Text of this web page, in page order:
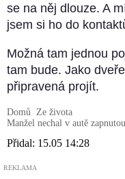
se na něj dlouze. A
jsem si ho do
Možná tam jednou
tam bude. Jako
připravená projít.
Domů
Ze života
Manžel nechal v autě
Přidal: 15.05 14:28
REKLAMA